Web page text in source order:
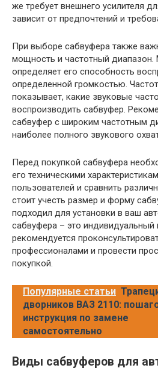
же требует внешнего усилителя
зависит от предпочтений и
При выборе сабвуфера также
мощность и частотный
определяет его способность
определенной громкостью.
показывает, какие звуковые
воспроизводить сабвуфер.
сабвуфер с широким частотным
наиболее полного звукового
Перед покупкой сабвуфера
его техническими
пользователей и сравнить
стоит учесть размер и форму
подходил для установки в ваш
сабвуфера – это индивидуальный
рекомендуется
профессионалами и провести
покупкой.
Популярные статьи
дворников ВАЗ 2110:
инструкция по замене
самостоятельно
Виды сабвуферов для